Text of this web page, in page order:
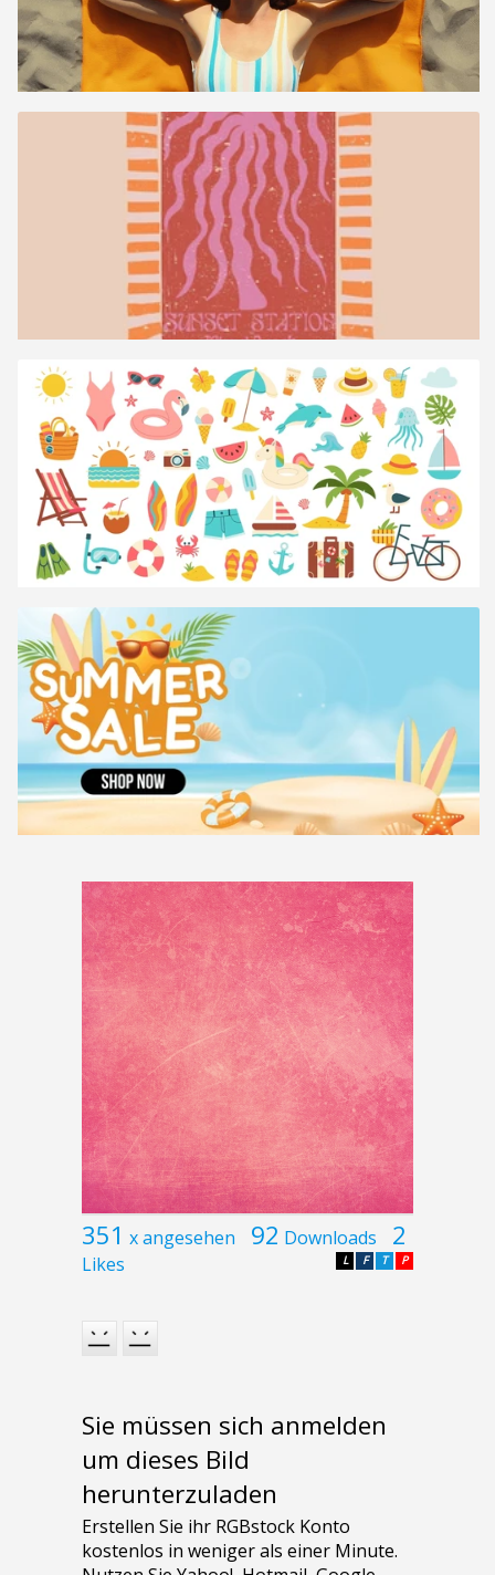
351 x angesehen 92 Downloads 2
Likes P
T
F
L
Sie müssen sich anmelden
um dieses Bild
herunterzuladen